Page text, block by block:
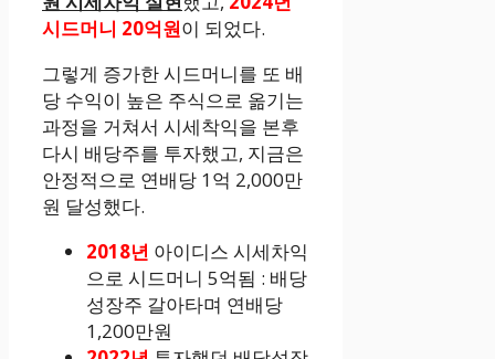
시드머니 20억원이 되었다.
그렇게 증가한 시드머니를 또 배
당 수익이 높은 주식으로 옮기는
과정을 거쳐서 시세착익을 본후
다시 배당주를 투자했고, 지금은
안정적으로 연배당 1억 2,000만
원 달성했다.
2018년 아이디스 시세차익
으로 시드머니 5억됨 : 배당
성장주 갈아타며 연배당
1,200만원